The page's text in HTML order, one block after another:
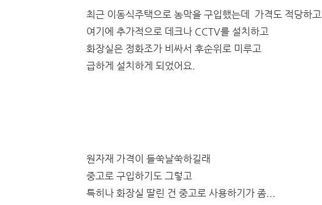
최근 이동식주택으로 농막을 구입했는데 가격도 적당하고
여기에 추가적으로 데크나 CCTV를 설치하고
화장실은 정화조가 비싸서 후순위로 미루고
급하게 설치하게 되었어요.
원자재 가격이 들쑥날쑥하길래
중고로 구입하기도 그렇고
특히나 화장실 딸린 건 중고로 사용하기가 좀...